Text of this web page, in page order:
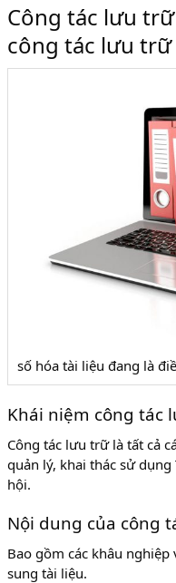
Công tác lưu
công tác lưu trữ
số hóa tài liệu đang là
Khái niệm công tác
Công tác lưu trữ là tất cả
quản lý, khai thác sử dụng
hội.
Nội dung của công
Bao gồm các khâu
sung tài liệu.